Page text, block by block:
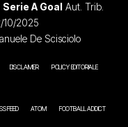
Serie A Goal Aut. Trib.
10/2025
De Scisciolo
DISCLAIMER POLICY EDITORIALE
FEED ATOM FOOTBALL ADDICT